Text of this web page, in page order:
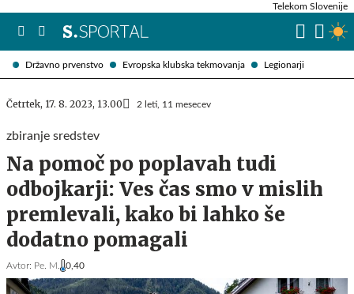
Državno prvenstvo Evropska klubska tekmovanja Legionarji
Telekom Slovenije
Četrtek, 17. 8. 2023, 13.00 2 leti, 11 mesecev
zbiranje sredstev
Na pomoč po poplavah tudi
odbojkarji: Ves čas smo v mislih
premlevali, kako bi lahko še
dodatno pomagali
Avtor: Pe. M. 0,40